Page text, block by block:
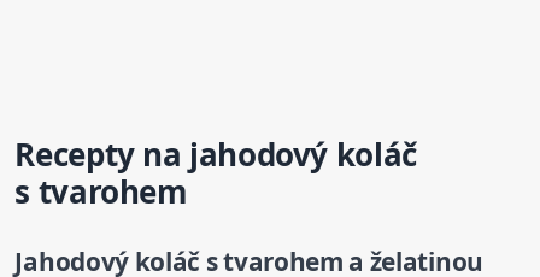
Recepty na jahodový koláč
s tvarohem
Jahodový koláč s tvarohem a želatinou